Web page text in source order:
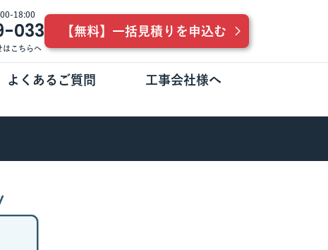
18:00
033
はこちらへ
【無料】一括見積りを申込む
よくあるご質問 工事会社様へ